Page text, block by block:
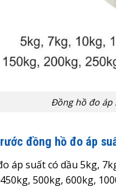
Đồng hồ đo áp
đồng hồ đo áp
áp suất có dầu 5kg,
500kg, 600kg,